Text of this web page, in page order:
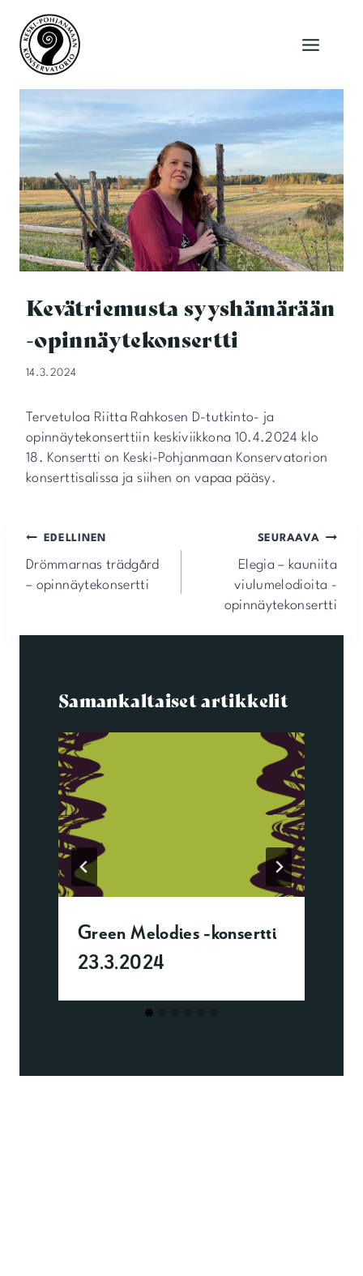
sisältöön
Kevätriemusta syyshämärään
-opinnäytekonsertti
14.3.2024
Tervetuloa Riitta Rahkosen D-tutkinto- ja
opinnäytekonserttiin keskiviikkona 10.4.2024 klo
18. Konsertti on Keski-Pohjanmaan Konservatorion
konserttisalissa ja siihen on vapaa pääsy.
Artikkelien
selaus
EDELLINEN
Drömmarnas trädgård
– opinnäytekonsertti
SEURAAVA
Elegia – kauniita
viulumelodioita -
opinnäytekonsertti
Samankaltaiset artikkelit
Green Melodies -konsertti
23.3.2024